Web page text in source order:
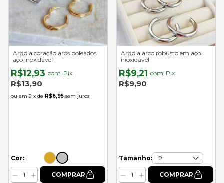
Argola coração aros boleados
aço inoxidável
R$12,93 com Pix
R$13,90
2 x de R$6,95 sem juros
Cor:
Argola arco robusto em aço
inoxidável
R$9,21 com Pix
R$9,90
Tamanho: